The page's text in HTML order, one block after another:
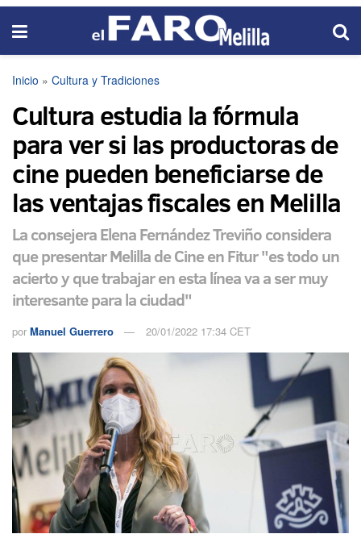
Inicio » Cultura y Tradiciones
Cultura estudia la fórmula
para ver si las productoras de
cine pueden beneficiarse de
las ventajas fiscales en Melilla
La consejera Elena Fernández Treviño considera
que presentar Melilla de Cine en Fitur "es todo un
acierto y que trabajar en esta línea va a ser muy
interesante para la ciudad"
por Manuel Guerrero 20/01/2022 17:34 CET